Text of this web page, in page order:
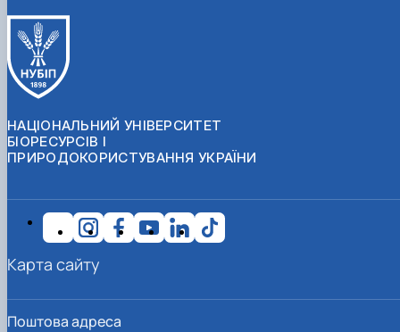
НАЦІОНАЛЬНИЙ УНІВЕРСИТЕТ
БІОРЕСУРСІВ І
ПРИРОДОКОРИСТУВАННЯ УКРАЇНИ
Поштова адреса
Карта сайту